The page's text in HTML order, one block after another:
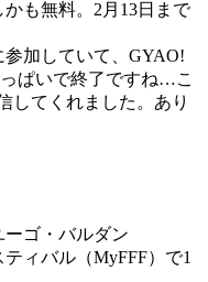
も無料。2月13日まで
加していて、GYAO!
ぱいで終了ですね…こ
してくれました。あり
ーゴ・バルダン
ィバル（MyFFF）で1